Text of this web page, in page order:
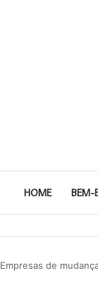
HOME BEM-
Empresas de